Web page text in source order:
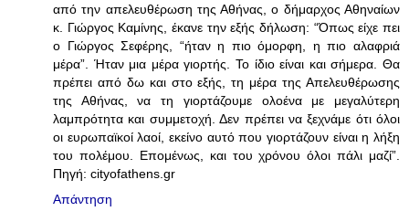
από την απελευθέρωση της Αθήνας, ο δήμαρχος Αθηναίων
κ. Γιώργος Καμίνης, έκανε την εξής δήλωση: “Όπως είχε πει
ο Γιώργος Σεφέρης, “ήταν η πιο όμορφη, η πιο αλαφριά
μέρα”. Ήταν μια μέρα γιορτής. Το ίδιο είναι και σήμερα. Θα
πρέπει από δω και στο εξής, τη μέρα της Απελευθέρωσης
της Αθήνας, να τη γιορτάζουμε ολοένα με μεγαλύτερη
λαμπρότητα και συμμετοχή. Δεν πρέπει να ξεχνάμε ότι όλοι
οι ευρωπαϊκοί λαοί, εκείνο αυτό που γιορτάζουν είναι η λήξη
του πολέμου. Επομένως, και του χρόνου όλοι πάλι μαζί”.
Πηγή: cityofathens.gr
Απάντηση